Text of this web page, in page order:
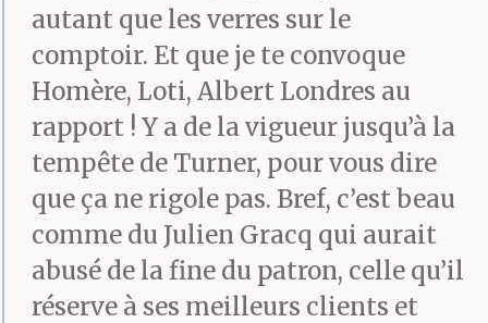
l’île d’en face ».
Il murmure, tonne,
s’amuse, pleure,
s’énerve, se crispe,
menace ou s’apaise
selon l’humeur. Au
autant que les verres sur le
comptoir. Et que je te convoque
Homère, Loti, Albert Londres au
rapport ! Y a de la vigueur jusqu’à la
tempête de Turner, pour vous dire
que ça ne rigole pas. Bref, c’est beau
comme du Julien Gracq qui aurait
abusé de la fine du patron, celle qu’il
réserve à ses meilleurs clients et